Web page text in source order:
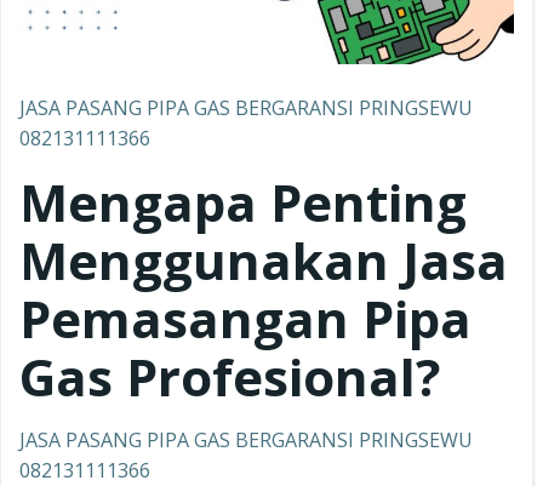
JASA PASANG PIPA GAS BERGARANSI PRINGSEWU
082131111366
Mengapa Penting
Menggunakan Jasa
Pemasangan Pipa
Gas Profesional?
JASA PASANG PIPA GAS BERGARANSI PRINGSEWU
082131111366